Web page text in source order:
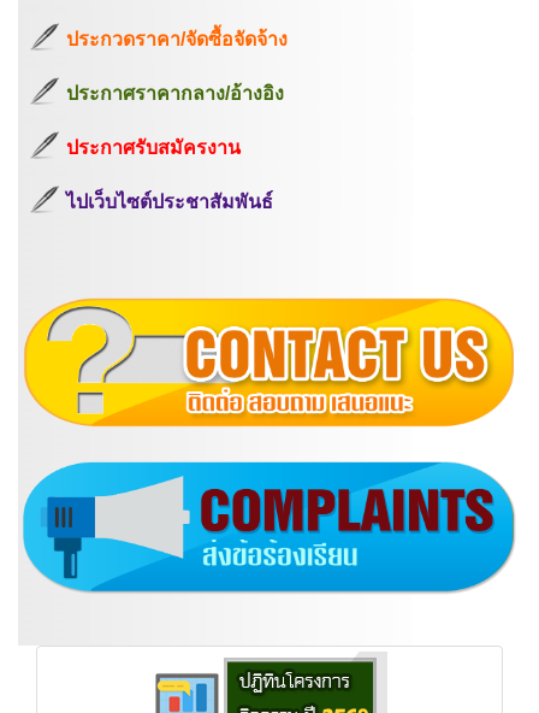
ประกวดราคา/จัดซื้อจัดจ้าง
ประกาศราคากลาง/อ้างอิง
ประกาศรับสมัครงาน
ไปเว็บไซต์ประชาสัมพันธ์